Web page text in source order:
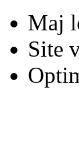
Maj
Site